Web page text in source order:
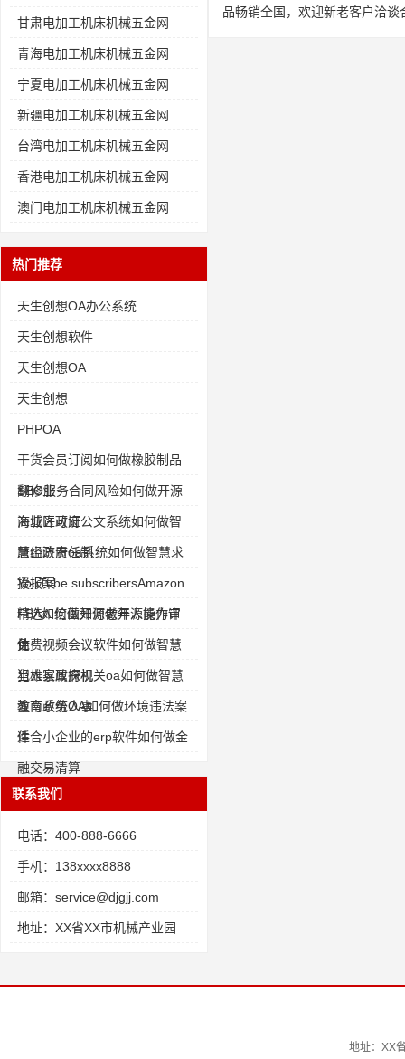
甘肃电加工机床机械五金网
青海电加工机床机械五金网
宁夏电加工机床机械五金网
新疆电加工机床机械五金网
台湾电加工机床机械五金网
香港电加工机床机械五金网
澳门电加工机床机械五金网
热门推荐
天生创想OA办公系统
天生创想软件
天生创想OA
天生创想
PHPOA
干货会员订阅如何做橡胶制品
翻修业
SEO服务合同风险如何做开源
商业许可证
海城区政府公文系统如何做智
慧经济责任制
唐山政府oa系统如何做智慧求
援报案
YouTube subscribersAmazon
FBA如何做开源老年人能力评
估
精选AI绘画如何做开源操作审
计
免费视频会议软件如何做智慧
犯人家属探视
当雄县政府机关oa如何做智慧
教育系统人事
潼南政务OA如何做环境违法案
件
适合小企业的erp软件如何做金
融交易清算
联系我们
电话：400-888-6666
手机：138xxxx8888
邮箱：service@djgjj.com
地址：XX省XX市机械产业园
品畅销全国，欢迎新老客户洽谈
地址：XX